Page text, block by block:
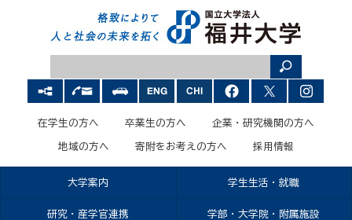
在学生の方へ 卒業生の方へ 企業・研究機関の方へ
地域の方へ 寄附をお考えの方へ 採用情報
大学案内 学生生活・就職
研究・産学官連携 学部・大学院・附属施設